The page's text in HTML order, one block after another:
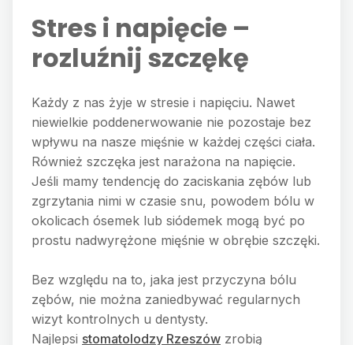
Stres i napięcie –
rozluźnij szczękę
Każdy z nas żyje w stresie i napięciu. Nawet
niewielkie poddenerwowanie nie pozostaje bez
wpływu na nasze mięśnie w każdej części ciała.
Również szczęka jest narażona na napięcie.
Jeśli mamy tendencję do zaciskania zębów lub
zgrzytania nimi w czasie snu, powodem bólu w
okolicach ósemek lub siódemek mogą być po
prostu nadwyrężone mięśnie w obrębie szczęki.
Bez względu na to, jaka jest przyczyna bólu
zębów, nie można zaniedbywać regularnych
wizyt kontrolnych u dentysty.
Najlepsi stomatolodzy Rzeszów zrobią